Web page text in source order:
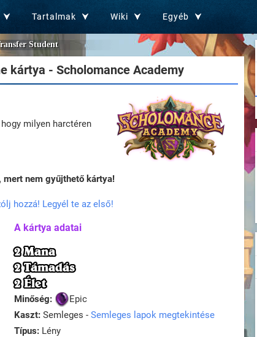
Tartalmak Wiki Egyéb
Student
kártya - Scholomance Academy
milyen harctéren
mert nem gyűjthető kártya!
hozzá! Legyél te az első!
A kártya adatai
2 Mana
2 Támadás
2 Élet
Minőség:
Epic
Kaszt: Semleges - Semleges lapok megtekintése
Típus: Lény